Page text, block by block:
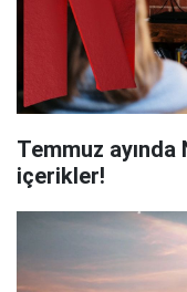
Temmuz
içerikler!